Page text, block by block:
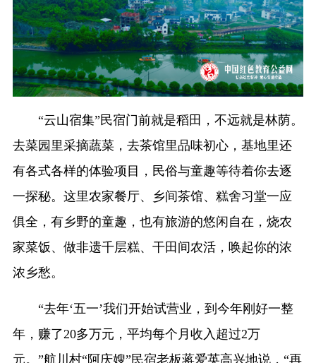
“云山宿集”民宿门前就是稻田，不远就是林荫。
去菜园里采摘蔬菜，去茶馆里品味初心，基地里还
有各式各样的体验项目，民俗与童趣等待着你去逐
一探秘。这里农家餐厅、乡间茶馆、糕舍习堂一应
俱全，有乡野的童趣，也有旅游的悠闲自在，烧农
家菜饭、做非遗千层糕、干田间农活，唤起你的浓
浓乡愁。
“去年‘五一’我们开始试营业，到今年刚好一整
年，赚了20多万元，平均每个月收入超过2万
元。”航川村“阿庆嫂”民宿老板蒋爱英高兴地说，“再